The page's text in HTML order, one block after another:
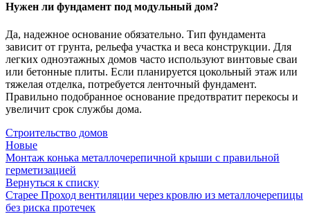
Нужен ли фундамент под модульный дом?
Да, надежное основание обязательно. Тип фундамента
зависит от грунта, рельефа участка и веса конструкции. Для
легких одноэтажных домов часто используют винтовые сваи
или бетонные плиты. Если планируется цокольный этаж или
тяжелая отделка, потребуется ленточный фундамент.
Правильно подобранное основание предотвратит перекосы и
увеличит срок службы дома.
Строительство домов
Новые
Монтаж конька металлочерепичной крыши с правильной
герметизацией
Вернуться к списку
Старее Проход вентиляции через кровлю из металлочерепицы
без риска протечек